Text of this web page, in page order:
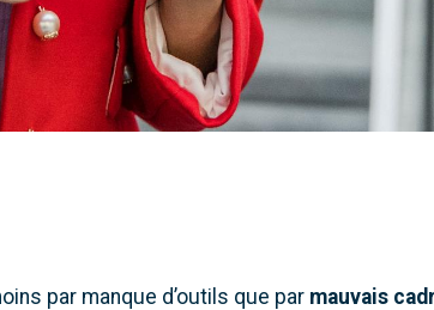
par manque d’outils que par mauvais